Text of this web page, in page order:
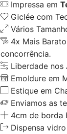
Impressa em
Giclée com
Vários
4x Mais
concorrência.
Liberdade nos
Emoldure em
Estique em
Enviamos as
4cm de borda
Dispensa